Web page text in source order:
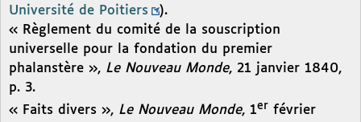
Université de Poitiers
).
« Règlement du comité de la souscription
universelle pour la fondation du premier
phalanstère », Le Nouveau Monde, 21 janvier 1840,
p. 3.
« Faits divers », Le Nouveau Monde, 1er février